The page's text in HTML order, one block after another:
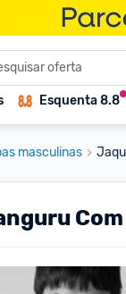
Esquenta 8.8
masculinas